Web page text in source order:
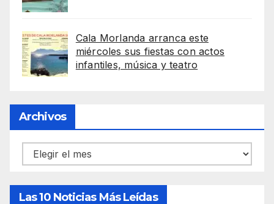
Cala Morlanda arranca este
miércoles sus fiestas con actos
infantiles, música y teatro
Archivos
Archivos
Las 10 Noticias Más Leídas